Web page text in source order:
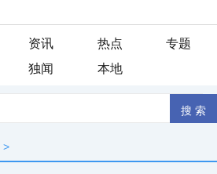
资讯 热点
专题
独闻 本地
>